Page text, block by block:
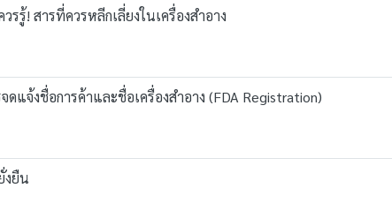
รรู้! สารที่ควรหลีกเลี่ยงในเครื่องสำอาง
ดแจ้งชื่อการค้าและชื่อเครื่องสำอาง (FDA Registration)
งยืน